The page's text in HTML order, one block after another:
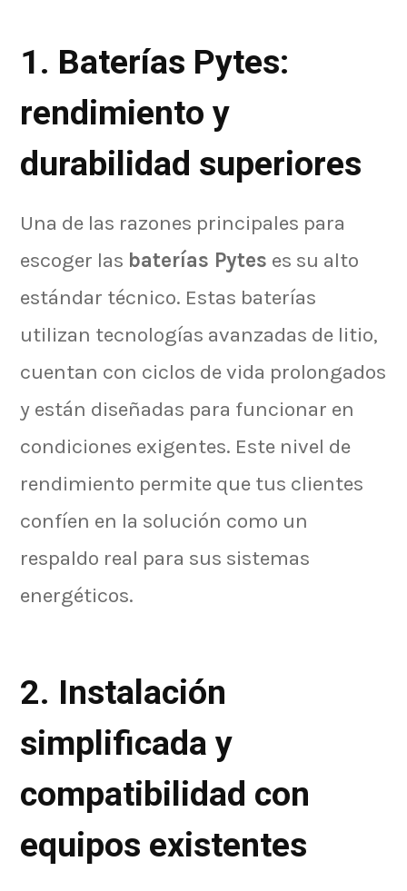
1. Baterías Pytes:
rendimiento y
durabilidad superiores
Una de las razones principales para
escoger las baterías Pytes es su alto
estándar técnico. Estas baterías
utilizan tecnologías avanzadas de litio,
cuentan con ciclos de vida prolongados
y están diseñadas para funcionar en
condiciones exigentes. Este nivel de
rendimiento permite que tus clientes
confíen en la solución como un
respaldo real para sus sistemas
energéticos.
2. Instalación
simplificada y
compatibilidad con
equipos existentes